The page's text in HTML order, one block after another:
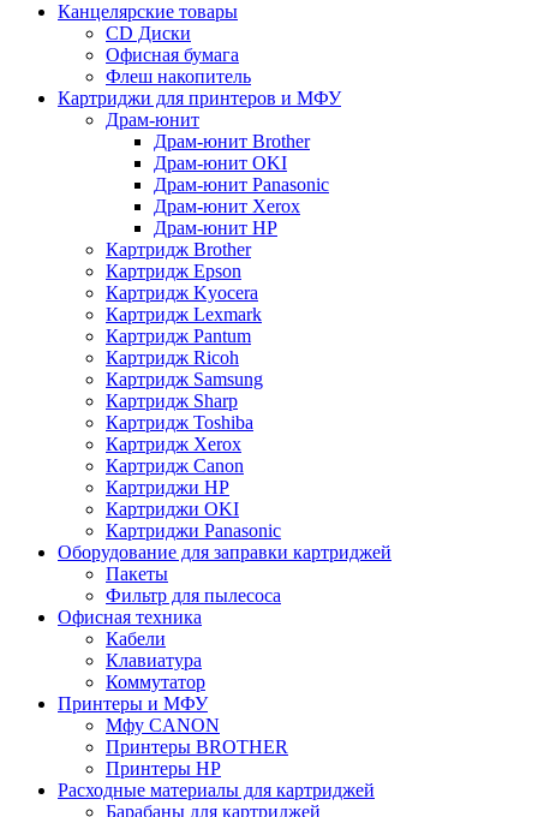
Канцелярские товары
CD Диски
Офисная бумага
Флеш накопитель
Картриджи для принтеров и МФУ
Драм-юнит
Драм-юнит Brother
Драм-юнит OKI
Драм-юнит Panasonic
Драм-юнит Xerox
Драм-юнит НР
Картридж Brother
Картридж Epson
Картридж Kyocera
Картридж Lexmark
Картридж Pantum
Картридж Ricoh
Картридж Samsung
Картридж Sharp
Картридж Toshiba
Картридж Xerox
Картридж Сanon
Картриджи HP
Картриджи OKI
Картриджи Panasonic
Оборудование для заправки картриджей
Пакеты
Фильтр для пылесоса
Офисная техника
Кабели
Клавиатура
Коммутатор
Принтеры и МФУ
Мфу CANON
Принтеры BROTHER
Принтеры HP
Расходные материалы для картриджей
Барабаны для картриджей